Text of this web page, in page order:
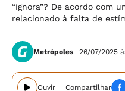
“ignora”? De acordo com
relacionado à falta de
Metrópoles | 26/07/2025
Ouvir Compartilhar